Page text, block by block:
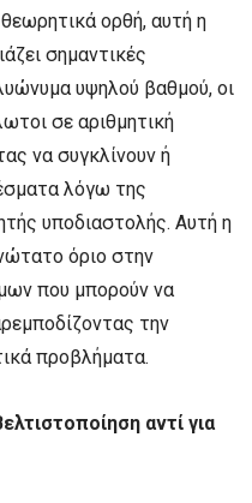
ορθή, αυτή η
σημαντικές
υψηλού βαθμού, οι
σε αριθμητική
να συγκλίνουν ή
λόγω της
υποδιαστολής. Αυτή η
όριο στην
που μπορούν να
την
προβλήματα.
αντί για